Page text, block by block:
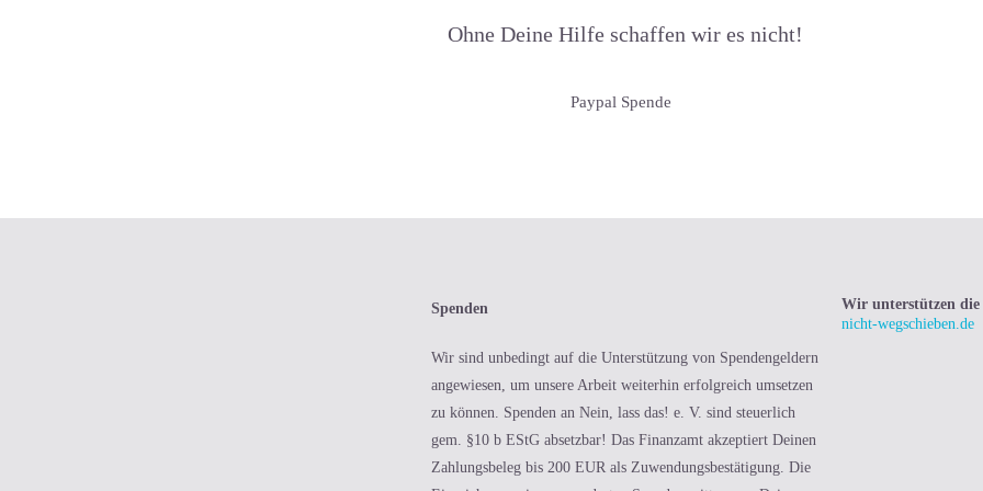
Ohne Deine Hilfe schaffen wir es nicht!
Paypal Spende
Spenden
Wir sind unbedingt auf die Unterstützung von Spendengeldern
angewiesen, um unsere Arbeit weiterhin erfolgreich umsetzen
zu können. Spenden an Nein, lass das! e. V. sind steuerlich
gem. §10 b EStG absetzbar! Das Finanzamt akzeptiert Deinen
Zahlungsbeleg bis 200 EUR als Zuwendungsbestätigung. Die
Wir unterstützen die
nicht-wegschieben.de